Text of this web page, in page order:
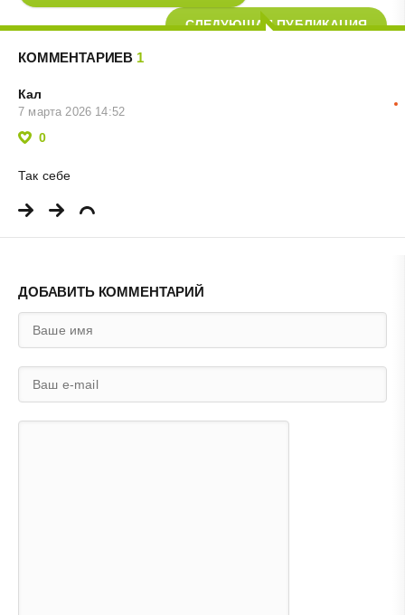
СЛЕДУЮЩАЯ ПУБЛИКАЦИЯ
КОММЕНТАРИЕВ 1
Кал
7 марта 2026 14:52
0
Так себе
ДОБАВИТЬ КОММЕНТАРИЙ